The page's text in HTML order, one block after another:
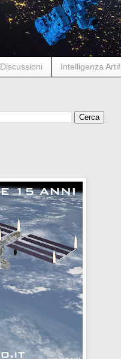
Discussioni Intelligenza